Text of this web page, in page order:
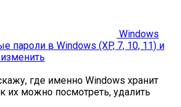
Windows
пароли в Windows (XP, 7, 10, 11) и
где именно Windows хранит
их можно посмотреть, удалить